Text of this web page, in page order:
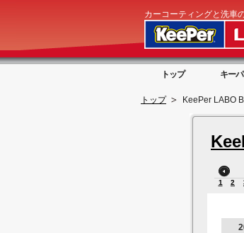
カーコーティングと洗車
トップ キー
トップ KeePer LABO
1 2